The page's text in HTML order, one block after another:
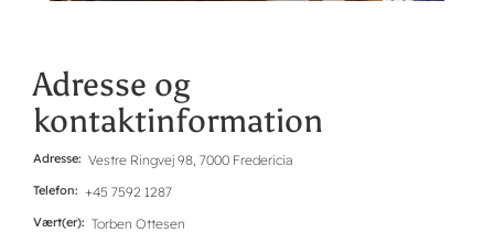
Adresse og
kontaktinformation
Adresse Vestre Ringvej 98, 7000 Fredericia
Telefon +45 7592 1287
Vært(er) Torben Ottesen